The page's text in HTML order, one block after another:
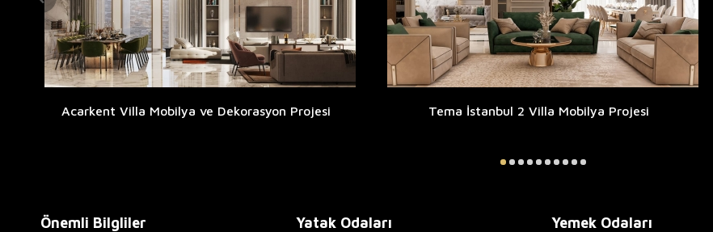
Acarkent Villa Mobilya ve Dekorasyon Projesi Tema İstanbul 2 Villa Mobilya Projesi
Önemli Bilgliler Yatak Odaları Yemek Odaları